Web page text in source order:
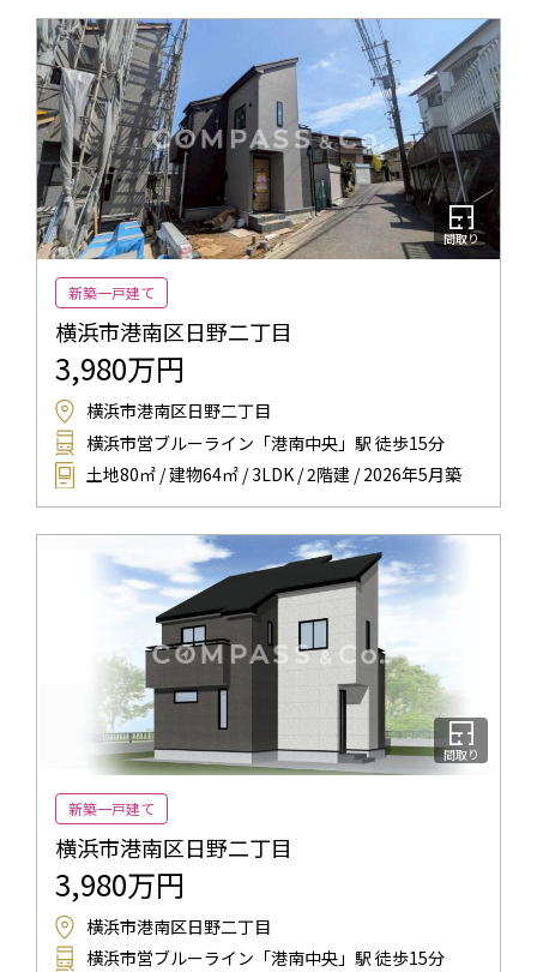
間取り
新築一戸建て
横浜市港南区日野二丁目
3,980万円
横浜市港南区日野二丁目
横浜市営ブルーライン「港南中央」駅 徒歩15分
土地80㎡ / 建物64㎡ / 3LDK / 2階建 / 2026年5月築
間取り
新築一戸建て
横浜市港南区日野二丁目
3,980万円
横浜市港南区日野二丁目
横浜市営ブルーライン「港南中央」駅 徒歩15分